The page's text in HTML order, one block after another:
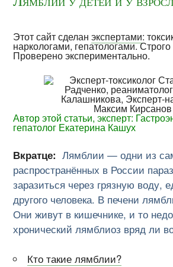
Этот сайт сделанэкспертами:
наркологами, гепатологами.
Проверено экспериментально.
Автор этой статьи, эксперт:
гепатолог Екатерина Кашух
Вкратце: Лямблии — одни из
распространённых в России
заразиться через грязную воду,
другого человека. В печени
Они живут в кишечнике, и то
хронический лямблиоз вряд ли
Кто такие лямблии?